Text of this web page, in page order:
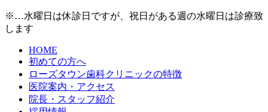
※…水曜日は休診日ですが、祝日がある週の水曜日は診療致
します
HOME
初めての方へ
ローズタウン歯科クリニックの特徴
医院案内・アクセス
院長・スタッフ紹介